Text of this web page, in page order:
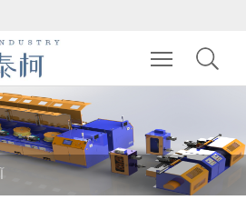
Toggle